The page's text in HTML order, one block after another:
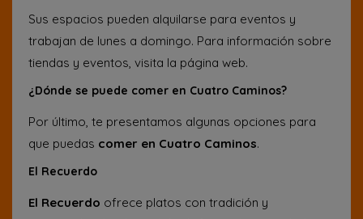
Sus espacios pueden alquilarse para eventos y
trabajan de lunes a domingo. Para información sobre
tiendas y eventos, visita la página web.
¿Dónde se puede comer en Cuatro Caminos?
Por último, te presentamos algunas opciones para
que puedas comer en Cuatro Caminos.
El Recuerdo
El Recuerdo ofrece platos con tradición y